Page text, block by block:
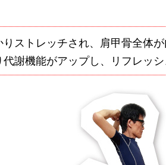
ストレッチされ、肩甲骨全体
代謝機能がアップし、リフレッ